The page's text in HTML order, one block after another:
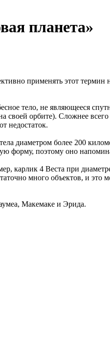
планета»
применять этот
тело, не являющееся
орбите). Сложнее всего
недостаток.
диаметром более 200
форму, поэтому оно
карлик 4 Веста при
много объектов, и это
Макемаке и Эрида.